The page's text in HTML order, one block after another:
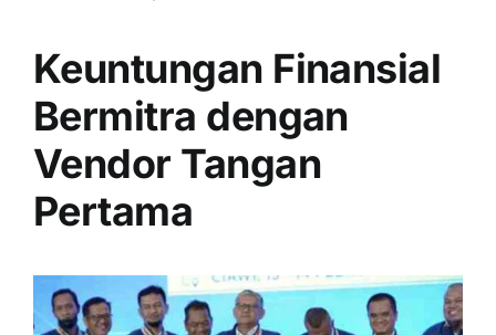
Keuntungan Finansial
Bermitra dengan
Vendor Tangan
Pertama